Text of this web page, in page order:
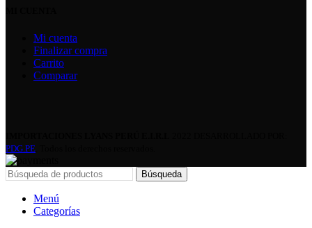
Mi cuenta
Finalizar compra
Carrito
Comparar
PDG.PE
Búsqueda
Menú
Categorías